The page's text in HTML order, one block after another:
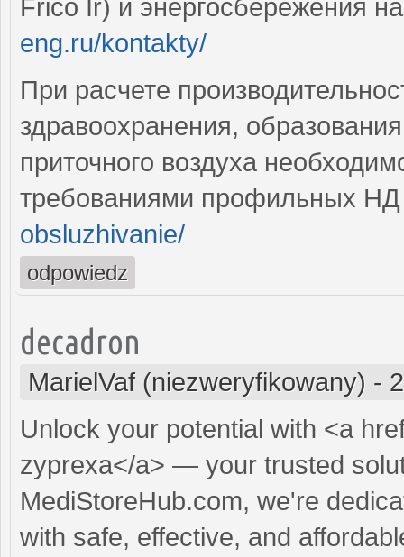
Frico Ir) и энергосбережения
eng.ru/kontakty/
При расчете
здравоохранения,
приточного воздуха
требованиями профильных
obsluzhivanie/
odpowiedz
decadron
MarielVaf (niezweryfikowany) -
Unlock your potential with <a
zyprexa</a> — your trusted
MediStoreHub.com, we're
with safe, effective, and